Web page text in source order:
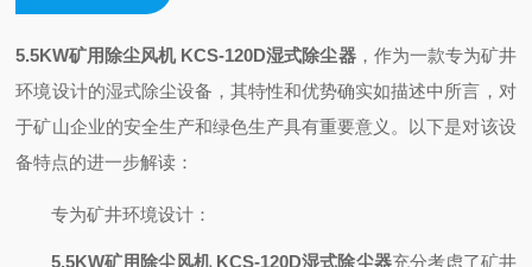
5.5KW矿用除尘风机 KCS-120D湿式除尘器，作为一款专为矿井
环境设计的湿式除尘设备，其特性和优势确实如描述中所言，对
于矿山企业的安全生产和绿色生产具有重要意义。以下是对该设
备特点的进一步解读：
专为矿井环境设计 ：
5.5KW矿用除尘风机 KCS-120D湿式除尘器充分考虑了矿井